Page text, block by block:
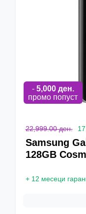
- 5,000ден.
промо попуст
22,999.00 ден.
Samsung
128GB
+ 12 месеци